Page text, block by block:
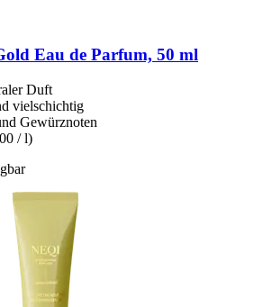
Eau de Parfum, 50 ml
Duft
vielschichtig
Gewürznoten
/ l)